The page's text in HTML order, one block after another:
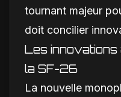
tournant majeur
doit concilier
Les innovations
la SF-26
La nouvelle